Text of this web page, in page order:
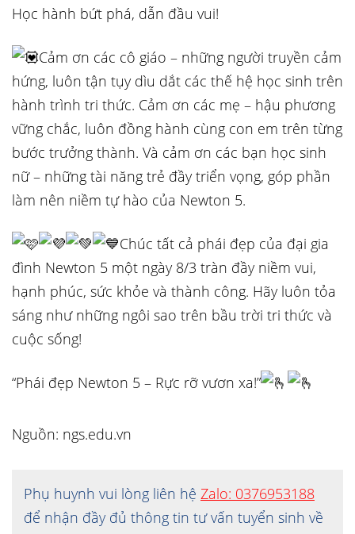
Học hành bứt phá, dẫn đầu vui!
Cảm ơn các cô giáo – những người truyền cảm
hứng, luôn tận tụy dìu dắt các thế hệ học sinh trên
hành trình tri thức. Cảm ơn các mẹ – hậu phương
vững chắc, luôn đồng hành cùng con em trên từng
bước trưởng thành. Và cảm ơn các bạn học sinh
nữ – những tài năng trẻ đầy triển vọng, góp phần
làm nên niềm tự hào của Newton 5.
Chúc tất cả phái đẹp của đại gia
đình Newton 5 một ngày 8/3 tràn đầy niềm vui,
hạnh phúc, sức khỏe và thành công. Hãy luôn tỏa
sáng như những ngôi sao trên bầu trời tri thức và
cuộc sống!
“Phái đẹp Newton 5 – Rực rỡ vươn xa!”
Nguồn: ngs.edu.vn
Phụ huynh vui lòng liên hệ Zalo: 0376953188
để nhận đầy đủ thông tin tư vấn tuyển sinh về